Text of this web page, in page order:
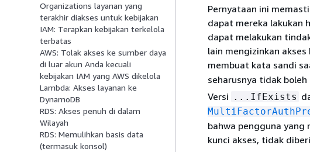
Organizations layanan yang
terakhir diakses untuk kebijakan
IAM: Terapkan kebijakan terkelola
terbatas
AWS: Tolak akses ke sumber daya
di luar akun Anda kecuali
kebijakan IAM yang AWS dikelola
Lambda: Akses layanan ke
DynamoDB
RDS: Akses penuh di dalam
Wilayah
RDS: Memulihkan basis data
(termasuk konsol)
Pernyataan ini
dapat mereka lakukan
dapat melakukan
lain mengizinkan
membuat kata sandi
seharusnya tidak
Versi ...IfExists
bahwa pengguna yang
kunci akses, tidak